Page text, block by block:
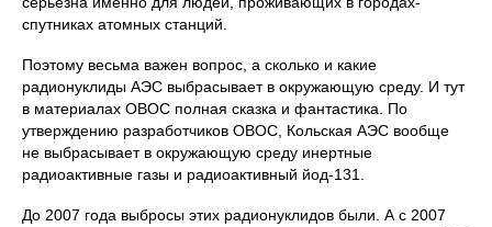
спутниках атомных станций.
Поэтому весьма важен вопрос, а сколько и какие
радионуклиды АЭС выбрасывает в окружающую среду. И тут
в материалах ОВОС полная сказка и фантастика. По
утверждению разработчиков ОВОС, Кольская АЭС вообще
не выбрасывает в окружающую среду инертные
радиоактивные газы и радиоактивный йод-131.
До 2007 года выбросы этих радионуклидов были. А с 2007